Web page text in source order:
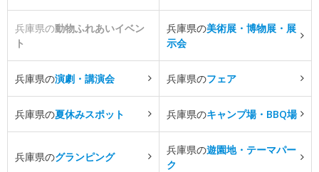
兵庫県の動物ふれあいイベン
ト
兵庫県の美術展・博物展・展
示会
兵庫県の演劇・講演会 兵庫県のフェア
兵庫県の夏休みスポット 兵庫県のキャンプ場・BBQ場
兵庫県のグランピング
兵庫県の遊園地・テーマパー
ク